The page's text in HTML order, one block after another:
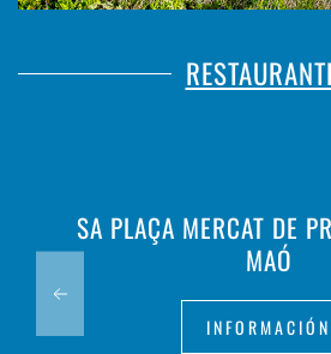
SA PLAÇA MERCAT DE
MAÓ
INFORMACIÓN